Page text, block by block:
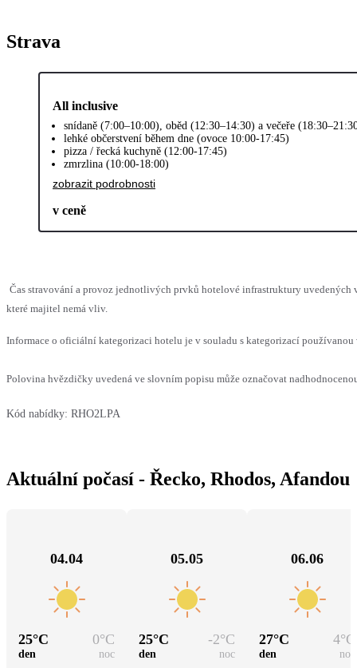
Strava
All inclusive
snídaně (7:00–10:00), oběd (12:30–14:30) a večeře
lehké občerstvení během dne (ovoce 10:00-17:45)
pizza / řecká kuchyně (12:00-17:45)
zmrzlina (10:00-18:00)
zobrazit podrobnosti
v ceně
Čas stravování a provoz jednotlivých prvků hotelové infrastruktury uvedených
které majitel nemá vliv.
Informace o oficiální kategorizaci hotelu je v souladu s kategorizací
Polovina hvězdičky uvedená ve slovním popisu může označovat
Kód nabídky: RHO2LPA
Aktuální počasí - Řecko, Rhodos, Afandou
04.04
25°C 0°C
den noc
05.05
25°C -2°C
den noc
06.06
27°C 4°C
den noc